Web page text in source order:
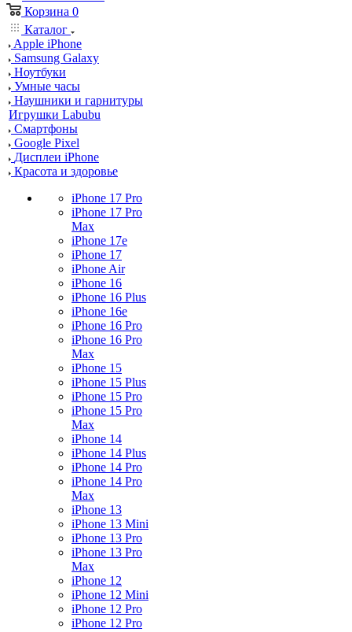
Корзина 0
Каталог
Apple iPhone
Samsung Galaxy
Ноутбуки
Умные часы
Наушники и гарнитуры
Игрушки Labubu
Смартфоны
Google Pixel
Дисплеи iPhone
Красота и здоровье
iPhone 17 Pro
iPhone 17 Pro
Max
iPhone 17e
iPhone 17
iPhone Air
iPhone 16
iPhone 16 Plus
iPhone 16e
iPhone 16 Pro
iPhone 16 Pro
Max
iPhone 15
iPhone 15 Plus
iPhone 15 Pro
iPhone 15 Pro
Max
iPhone 14
iPhone 14 Plus
iPhone 14 Pro
iPhone 14 Pro
Max
iPhone 13
iPhone 13 Mini
iPhone 13 Pro
iPhone 13 Pro
Max
iPhone 12
iPhone 12 Mini
iPhone 12 Pro
iPhone 12 Pro